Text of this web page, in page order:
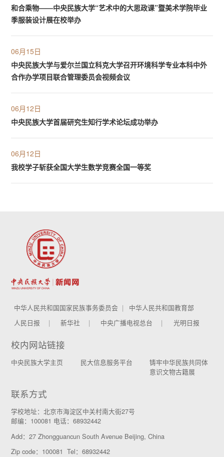
和合乘物——中央民族大学“艺术中的大思政课”暨美术学院毕业
季服装设计展在校举办
06月15日
中央民族大学与爱尔兰国立科克大学召开环境科学专业本科中外
合作办学项目联合管理委员会视频会议
06月12日
中央民族大学首届研究生知行学术论坛成功举办
06月12日
我校学子斩获全国大学生数学竞赛全国一等奖
中华人民共和国国家民族事务委员会
中华人民共和国教育部
人民日报
新华社 中央广播电视总台 光明日报
校内网站链接
中央民族大学主页 民大信息服务平台
铸牢中华民族共同体
意识文物古籍展
联系方式
学校地址：北京市海淀区中关村南大街27号
邮编：100081 电话：68932442
Add：27 Zhongguancun South Avenue Beijing, China
Zip code：100081 Tel：68932442